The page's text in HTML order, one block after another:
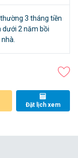
3 tháng tiền
dưới 2 năm bồi
Đặt lịch xem